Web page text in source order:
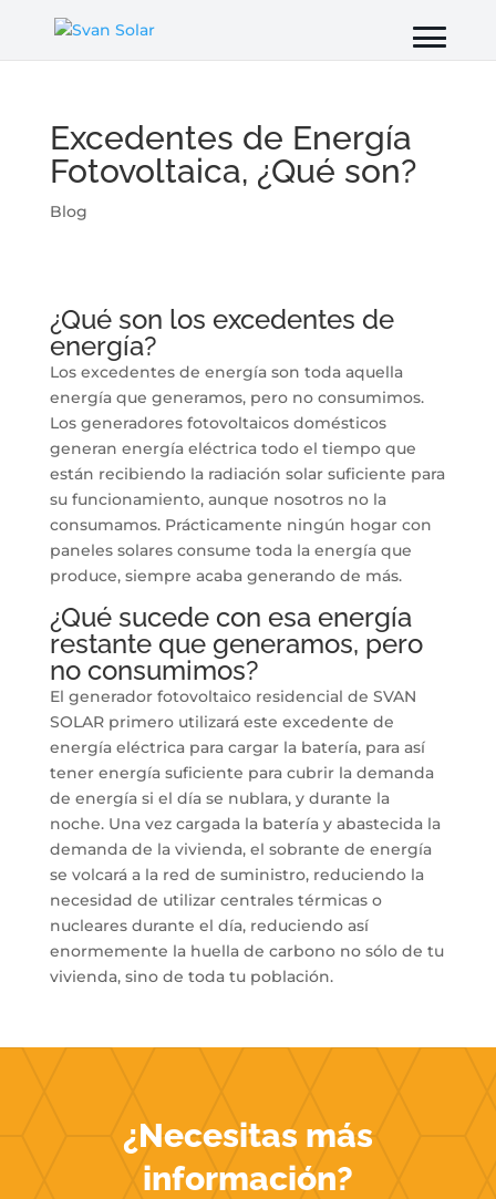
Excedentes de Energía
Fotovoltaica, ¿Qué son?
Blog
¿Qué son los excedentes de
energía?
Los excedentes de energía son toda aquella
energía que generamos, pero no consumimos.
Los generadores fotovoltaicos domésticos
generan energía eléctrica todo el tiempo que
están recibiendo la radiación solar suficiente para
su funcionamiento, aunque nosotros no la
consumamos. Prácticamente ningún hogar con
paneles solares consume toda la energía que
produce, siempre acaba generando de más.
¿Qué sucede con esa energía
restante que generamos, pero
no consumimos?
El generador fotovoltaico residencial de SVAN
SOLAR primero utilizará este excedente de
energía eléctrica para cargar la batería, para así
tener energía suficiente para cubrir la demanda
de energía si el día se nublara, y durante la
noche. Una vez cargada la batería y abastecida la
demanda de la vivienda, el sobrante de energía
se volcará a la red de suministro, reduciendo la
necesidad de utilizar centrales térmicas o
nucleares durante el día, reduciendo así
enormemente la huella de carbono no sólo de tu
vivienda, sino de toda tu población.
¿Necesitas más
información?